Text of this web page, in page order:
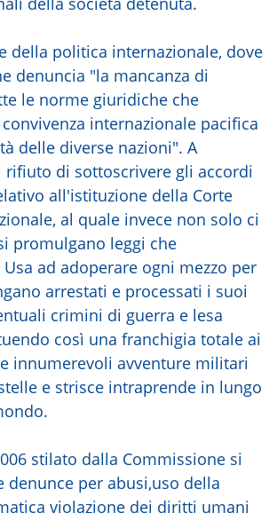
della politica internazionale, dove
denuncia "la mancanza di
le norme giuridiche che
internazionale pacifica
delle diverse nazioni". A
rifiuto di sottoscrivere gli accordi
all'istituzione della Corte
al quale invece non solo ci
promulgano leggi che
ad adoperare ogni mezzo per
arrestati e processati i suoi
crimini di guerra e lesa
così una franchigia totale ai
innumerevoli avventure militari
e strisce intraprende in lungo
stilato dalla Commissione si
denunce per abusi,uso della
violazione dei diritti umani